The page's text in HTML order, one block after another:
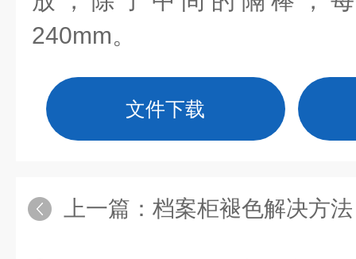
240mm。
文件下载
上一篇： 档案柜褪色解决方法